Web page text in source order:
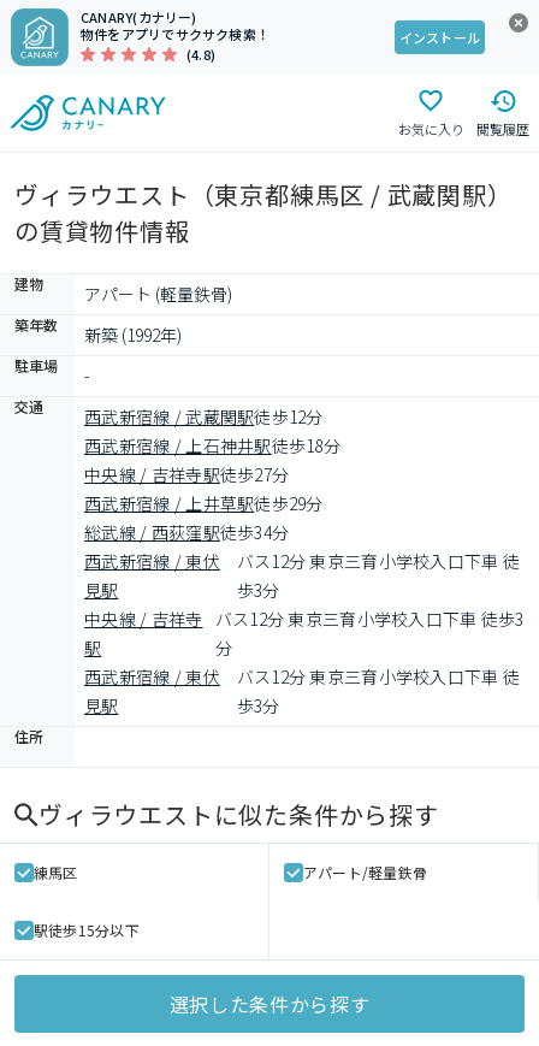
CANARY(カナリー)
物件をアプリでサクサク検索！
(4.8)
インストール
お気に入り 閲覧履歴
ヴィラウエスト（東京都練馬区 / 武蔵関駅）
の賃貸物件情報
建物 アパート (軽量鉄骨)
築年数 新築 (1992年)
駐車場 -
交通 西武新宿線 / 武蔵関駅徒歩12分
西武新宿線 / 上石神井駅徒歩18分
中央線 / 吉祥寺駅徒歩27分
西武新宿線 / 上井草駅徒歩29分
総武線 / 西荻窪駅徒歩34分
西武新宿線 / 東伏
見駅
バス12分 東京三育小学校入口下車 徒
歩3分
中央線 / 吉祥寺
駅
バス12分 東京三育小学校入口下車 徒歩3
分
西武新宿線 / 東伏
見駅
バス12分 東京三育小学校入口下車 徒
歩3分
住所
ヴィラウエスト に似た条件から探す
練馬区 アパート/軽量鉄骨
駅徒歩15分以下
選択した条件から探す